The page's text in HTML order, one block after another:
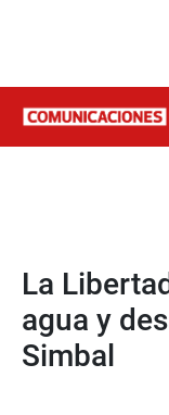
La
agua y
Simbal